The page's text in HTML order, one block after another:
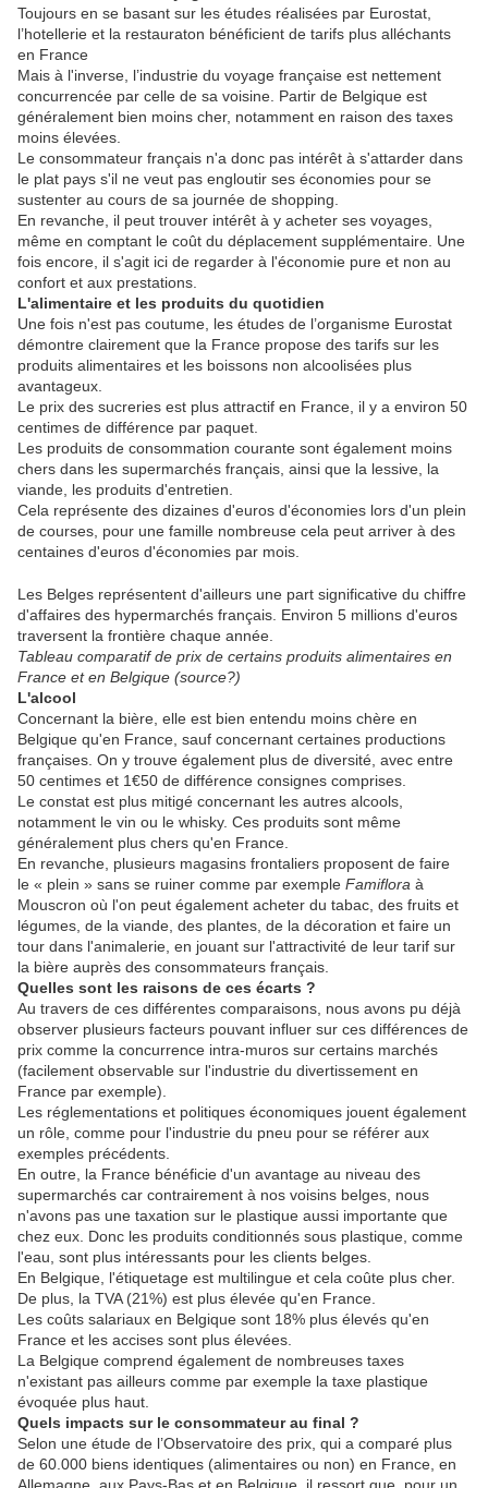
Toujours en se basant sur les études réalisées par Eurostat,
l’hotellerie et la restauraton bénéficient de tarifs plus alléchants
en France
Mais à l'inverse, l’industrie du voyage française est nettement
concurrencée par celle de sa voisine. Partir de Belgique est
généralement bien moins cher, notamment en raison des taxes
moins élevées.
Le consommateur français n'a donc pas intérêt à s'attarder dans
le plat pays s'il ne veut pas engloutir ses économies pour se
sustenter au cours de sa journée de shopping.
En revanche, il peut trouver intérêt à y acheter ses voyages,
même en comptant le coût du déplacement supplémentaire. Une
fois encore, il s'agit ici de regarder à l'économie pure et non au
confort et aux prestations.
L'alimentaire et les produits du quotidien
Une fois n'est pas coutume, les études de l’organisme Eurostat
démontre clairement que la France propose des tarifs sur les
produits alimentaires et les boissons non alcoolisées plus
avantageux.
Le prix des sucreries est plus attractif en France, il y a environ 50
centimes de différence par paquet.
Les produits de consommation courante sont également moins
chers dans les supermarchés français, ainsi que la lessive, la
viande, les produits d'entretien.
Cela représente des dizaines d'euros d'économies lors d'un plein
de courses, pour une famille nombreuse cela peut arriver à des
centaines d'euros d'économies par mois.
Les Belges représentent d'ailleurs une part significative du chiffre
d'affaires des hypermarchés français. Environ 5 millions d'euros
traversent la frontière chaque année.
Tableau comparatif de prix de certains produits alimentaires en
France et en Belgique (source?)
L'alcool
Concernant la bière, elle est bien entendu moins chère en
Belgique qu'en France, sauf concernant certaines productions
françaises. On y trouve également plus de diversité, avec entre
50 centimes et 1€50 de différence consignes comprises.
Le constat est plus mitigé concernant les autres alcools,
notamment le vin ou le whisky. Ces produits sont même
généralement plus chers qu'en France.
En revanche, plusieurs magasins frontaliers proposent de faire
le « plein » sans se ruiner comme par exemple Famiflora à
Mouscron où l'on peut également acheter du tabac, des fruits et
légumes, de la viande, des plantes, de la décoration et faire un
tour dans l'animalerie, en jouant sur l'attractivité de leur tarif sur
la bière auprès des consommateurs français.
Quelles sont les raisons de ces écarts ?
Au travers de ces différentes comparaisons, nous avons pu déjà
observer plusieurs facteurs pouvant influer sur ces différences de
prix comme la concurrence intra-muros sur certains marchés
(facilement observable sur l'industrie du divertissement en
France par exemple).
Les réglementations et politiques économiques jouent également
un rôle, comme pour l'industrie du pneu pour se référer aux
exemples précédents.
En outre, la France bénéficie d'un avantage au niveau des
supermarchés car contrairement à nos voisins belges, nous
n'avons pas une taxation sur le plastique aussi importante que
chez eux. Donc les produits conditionnés sous plastique, comme
l'eau, sont plus intéressants pour les clients belges.
En Belgique, l'étiquetage est multilingue et cela coûte plus cher.
De plus, la TVA (21%) est plus élevée qu'en France.
Les coûts salariaux en Belgique sont 18% plus élevés qu'en
France et les accises sont plus élevées.
La Belgique comprend également de nombreuses taxes
n'existant pas ailleurs comme par exemple la taxe plastique
évoquée plus haut.
Quels impacts sur le consommateur au final ?
Selon une étude de l’Observatoire des prix, qui a comparé plus
de 60.000 biens identiques (alimentaires ou non) en France, en